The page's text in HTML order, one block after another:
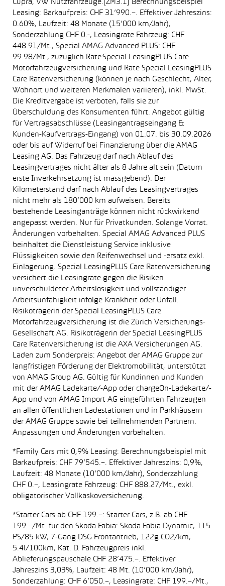
Cupra, VW Nutzfahrzeuge.[ZM3.1] Berechnungsbeispiel
Leasing: Barkaufpreis: CHF 31’990.–. Effektiver Jahreszins:
0.60%, Laufzeit: 48 Monate (15’000 km/Jahr),
Sonderzahlung CHF 0.-, Leasingrate Fahrzeug: CHF
448.91/Mt., Special AMAG Advanced PLUS: CHF
99.98/Mt., zuzüglich Rate Special LeasingPLUS Care
Motorfahrzeugversicherung und Rate Special LeasingPLUS
Care Ratenversicherung (können je nach Geschlecht, Alter,
Wohnort und weiteren Merkmalen variieren), inkl. MwSt.
Die Kreditvergabe ist verboten, falls sie zur
Überschuldung des Konsumenten führt. Angebot gültig
für Vertragsabschlüsse (Leasingantragseingang &
Kunden-Kaufvertrags-Eingang) von 01.07. bis 30.09.2026
oder bis auf Widerruf bei Finanzierung über die AMAG
Leasing AG. Das Fahrzeug darf nach Ablauf des
Leasingvertrages nicht älter als 8 Jahre alt sein (Datum
erste Inverkehrsetzung ist massgebend). Der
Kilometerstand darf nach Ablauf des Leasingvertrages
nicht mehr als 180’000 km aufweisen. Bereits
bestehende Leasinganträge können nicht rückwirkend
angepasst werden. Nur für Privatkunden. Solange Vorrat.
Änderungen vorbehalten. Special AMAG Advanced PLUS
beinhaltet die Dienstleistung Service inklusive
Flüssigkeiten sowie den Reifenwechsel und -ersatz exkl.
Einlagerung. Special LeasingPLUS Care Ratenversicherung
versichert die Leasingrate gegen die Risiken
unverschuldeter Arbeitslosigkeit und vollständiger
Arbeitsunfähigkeit infolge Krankheit oder Unfall.
Risikoträgerin der Special LeasingPLUS Care
Motorfahrzeugversicherung ist die Zürich Versicherungs-
Gesellschaft AG. Risikoträgerin der Special LeasingPLUS
Care Ratenversicherung ist die AXA Versicherungen AG.
Laden zum Sonderpreis: Angebot der AMAG Gruppe zur
langfristigen Förderung der Elektromobilität, unterstützt
von AMAG Group AG. Gültig für Kundinnen und Kunden
mit der AMAG Ladekarte/-App oder chargeOn-Ladekarte/-
App und von AMAG Import AG eingeführten Fahrzeugen
an allen öffentlichen Ladestationen und in Parkhäusern
der AMAG Gruppe sowie bei teilnehmenden Partnern.
Anpassungen und Änderungen vorbehalten.
*Family Cars mit 0,9% Leasing: Berechnungsbeispiel mit
Barkaufpreis: CHF 79’545.–. Effektiver Jahreszins: 0,9%,
Laufzeit: 48 Monate (10’000 km/Jahr), Sonderzahlung
CHF 0.–, Leasingrate Fahrzeug: CHF 888.27/Mt., exkl.
obligatorischer Vollkaskoversicherung.
*Starter Cars ab CHF 199.–: Starter Cars, z.B. ab CHF
199.–/Mt. für den Skoda Fabia: Skoda Fabia Dynamic, 115
PS/85 kW, 7-Gang DSG Frontantrieb, 122g CO2/km,
5.4l/100km, Kat. D. Fahrzeugpreis inkl.
Ablieferungspauschale CHF 28’475.–. Effektiver
Jahreszins 3,03%, Laufzeit: 48 Mt. (10’000 km/Jahr),
Sonderzahlung: CHF 6’050.–, Leasingrate: CHF 199.–/Mt.,